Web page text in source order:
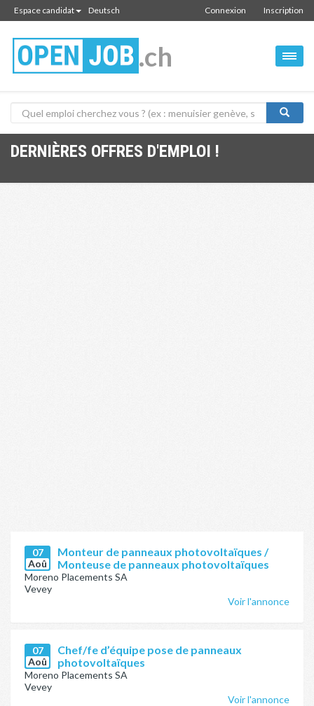
Espace candidat Deutsch Inscription
Connexion
.ch
DERNIÈRES OFFRES D'EMPLOI !
07
Aoû
Monteur de panneaux photovoltaïques /
Monteuse de panneaux photovoltaïques
Moreno Placements SA
Vevey
Voir l'annonce
07
Aoû
Chef/fe d’équipe pose de panneaux
photovoltaïques
Moreno Placements SA
Vevey
Voir l'annonce